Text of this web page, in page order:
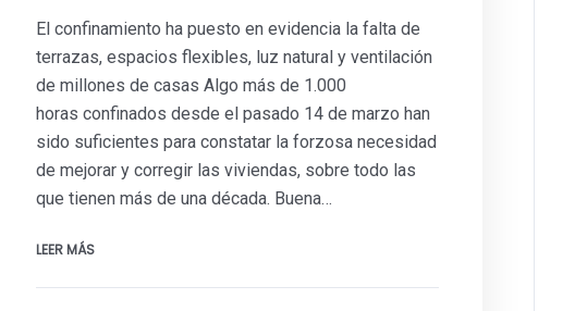
El confinamiento ha puesto en evidencia la falta de
terrazas, espacios flexibles, luz natural y ventilación
de millones de casas Algo más de 1.000
horas confinados desde el pasado 14 de marzo han
sido suficientes para constatar la forzosa necesidad
de mejorar y corregir las viviendas, sobre todo las
que tienen más de una década. Buena…
LEER MÁS